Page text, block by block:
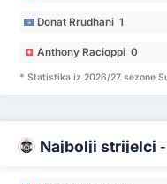
Donat Rrudhani 1
Anthony Racioppi 0
* Statistika iz 2026/27 sezone
Najbolji strijelci -